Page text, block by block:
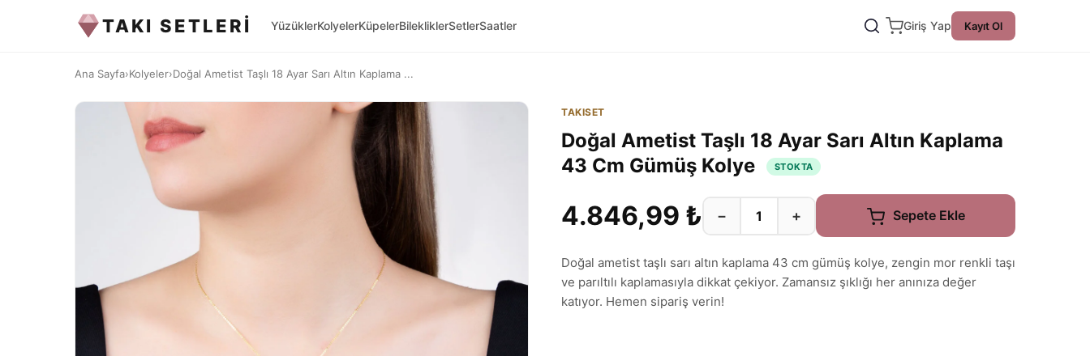
TAKI SETLERİ YüzüklerKolyelerKüpelerBilekliklerSetlerSaatler Giriş Yap Kayıt Ol
Ana Sayfa›Kolyeler›Doğal Ametist Taşlı 18 Ayar Sarı Altın Kaplama ...
TAKISET
Doğal Ametist Taşlı 18 Ayar Sarı Altın Kaplama
43 Cm Gümüş Kolye
STOKTA
4.846,99 ₺ − + Sepete Ekle
Doğal ametist taşlı sarı altın kaplama 43 cm gümüş kolye, zengin mor renkli taşı
ve parıltılı kaplamasıyla dikkat çekiyor. Zamansız şıklığı her anınıza değer
katıyor. Hemen sipariş verin!